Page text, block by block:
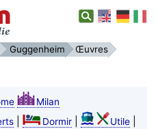
Guggenheim
Œuvres
Milan
| Dormir| Utile|